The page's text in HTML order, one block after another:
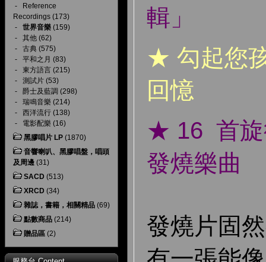
-
Reference
Recordings (173)
- 世界音樂 (159)
- 其他 (62)
- 古典 (575)
- 平和之月 (83)
- 東方語言 (215)
- 測試片 (53)
- 爵士及藍調 (298)
- 瑞鳴音樂 (214)
- 西洋流行 (138)
- 電影配樂 (16)
黑膠唱片 LP (1870)
音響喇叭、黑膠唱盤，唱頭
及周邊 (31)
SACD (513)
XRCD (34)
雜誌，書籍，相關精品 (69)
點數商品 (214)
贈品區 (2)
輯」
★ 勾起您
回憶
★ 16 首旋
發燒樂曲
發燒片固